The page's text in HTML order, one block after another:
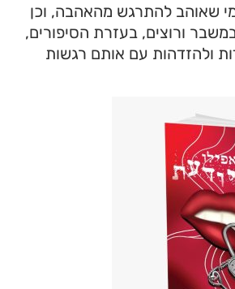
שאוהב להתרגש מהאהבה, וכן
ורוצים, בעזרת הסיפורים,
ולהזדהות עם אותם רגשות